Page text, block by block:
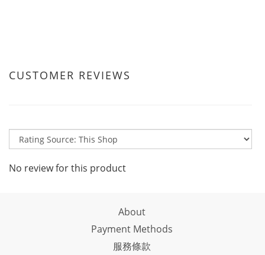
CUSTOMER REVIEWS
No review for this product
About
Payment Methods
服務條款